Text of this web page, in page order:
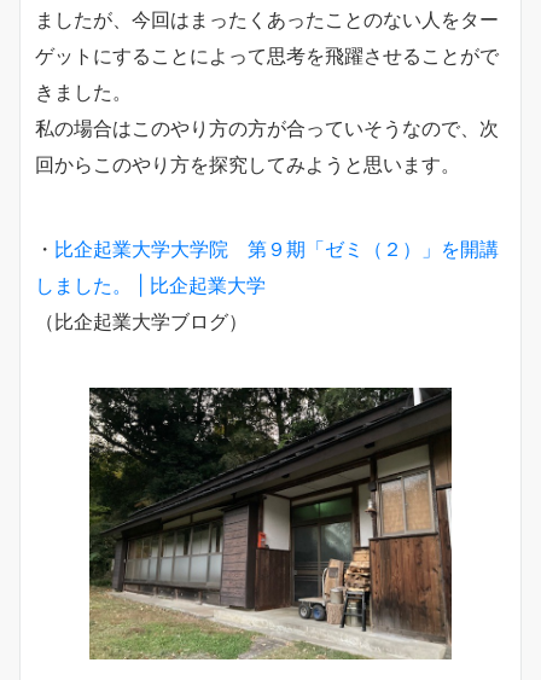
ましたが、今回はまったくあったことのない人をター
ゲットにすることによって思考を飛躍させることがで
きました。
私の場合はこのやり方の方が合っていそうなので、次
回からこのやり方を探究してみようと思います。
・ 比企起業大学大学院 第９期「ゼミ（２）」を開講
しました。 | 比企起業大学
（比企起業大学ブログ）